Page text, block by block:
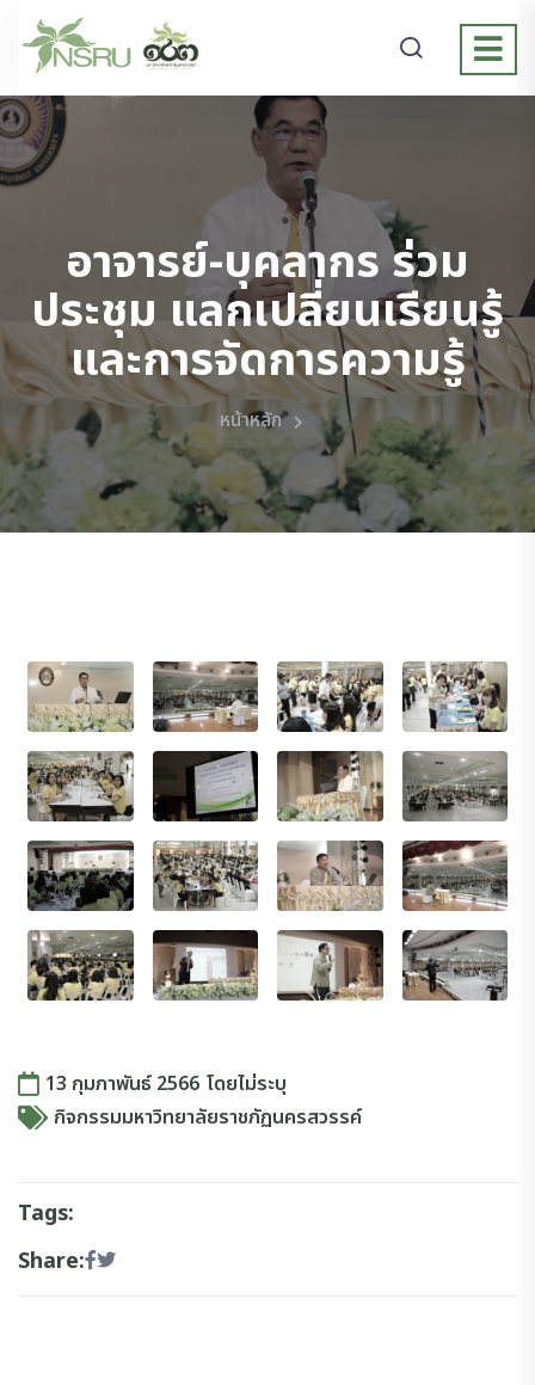
อาจารย์-บุคลากร ร่วม
ประชุม แลกเปลี่ยนเรียนรู้
และการจัดการความรู้
หน้าหลัก
13 กุมภาพันธ์ 2566 โดยไม่ระบุ
กิจกรรมมหาวิทยาลัยราชภัฏนครสวรรค์
Tags:
Share: